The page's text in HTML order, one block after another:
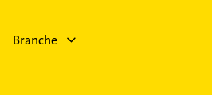
Allgemeinarzt
Branche